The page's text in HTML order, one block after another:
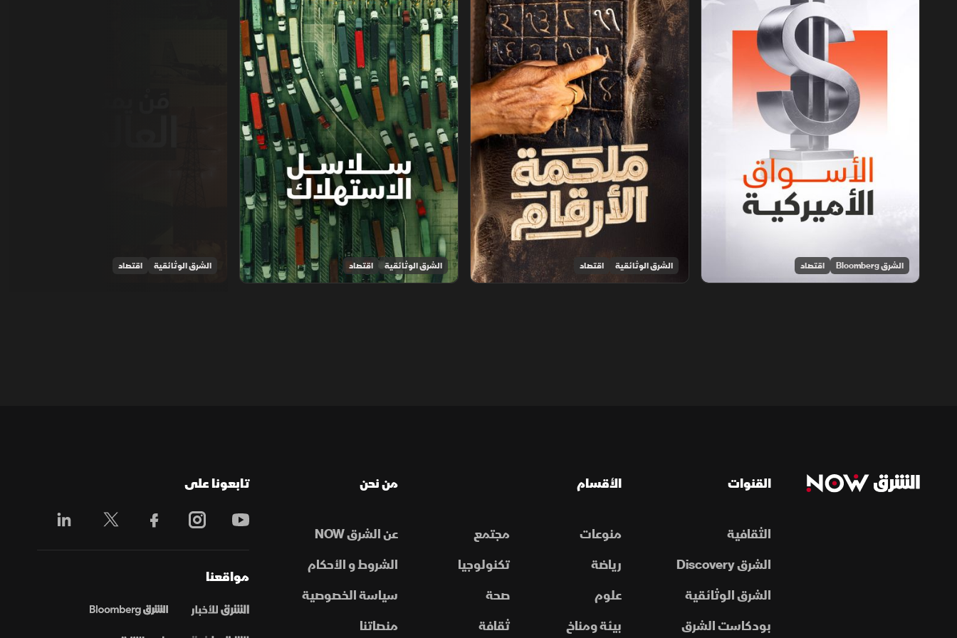
الشرق Bloomberg اقتصاد الشرق الوثائقية اقتصاد الشرق الوثائقية اقتصاد الشرق الوثائقية اقتصاد
القنوات
الثقافية
الشرق Discovery
الشرق الوثائقية
بودكاست الشرق
الأقسام
منوعات
مجتمع
رياضة
تكنولوجيا
علوم
صحة
بيئة ومناخ
ثقافة
من نحن
عن الشرق NOW
الشروط و الأحكام
سياسة الخصوصية
منصاتنا
تابعونا على
مواقعنا